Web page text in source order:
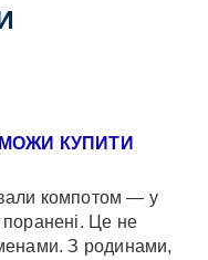
КУПИТИ
компотом — у
поранені. Це не
З родинами,